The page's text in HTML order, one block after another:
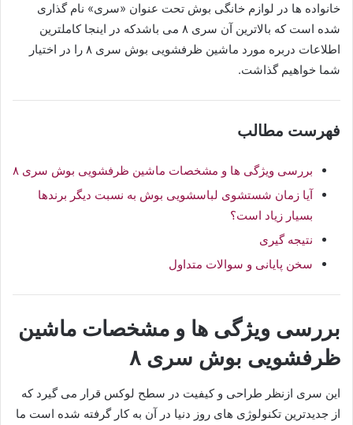
خانواده ها در لوازم خانگی بوش تحت عنوان «سری» نام گذاری
شده است که بالاترین آن سری ۸ می باشدکه در اینجا کاملترین
اطلاعات دربره مورد ماشین ظرفشویی بوش سری ۸ را در اختیار
شما خواهیم گذاشت.
فهرست مطالب
بررسی ویژگی ها و مشخصات ماشین‌ ظرفشویی بوش سری ۸
آیا زمان شستشوی لباسشویی بوش به نسبت دیگر برندها
بسیار زیاد است؟
نتیجه گیری
سخن پایانی و سوالات متداول
بررسی ویژگی ها و مشخصات ماشین‌
ظرفشویی بوش سری ۸
این سری ازنظر طراحی و کیفیت در سطح لوکس قرار می گیرد که
از جدیدترین تکنولوژی های روز دنیا در آن به کار گرفته شده است ما